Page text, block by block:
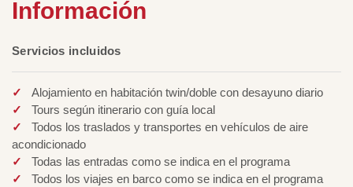
Información
Servicios incluidos
Alojamiento en habitación twin/doble con desayuno diario
Tours según itinerario con guía local
Todos los traslados y transportes en vehículos de aire
acondicionado
Todas las entradas como se indica en el programa
Todos los viajes en barco como se indica en el programa